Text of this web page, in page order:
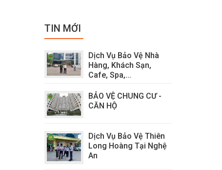
TIN MỚI
Dịch Vụ Bảo Vệ Nhà
Hàng, Khách Sạn,
Cafe, Spa,...
BẢO VỆ CHUNG CƯ -
CĂN HỘ
Dịch Vụ Bảo Vệ Thiên
Long Hoàng Tại Nghệ
An